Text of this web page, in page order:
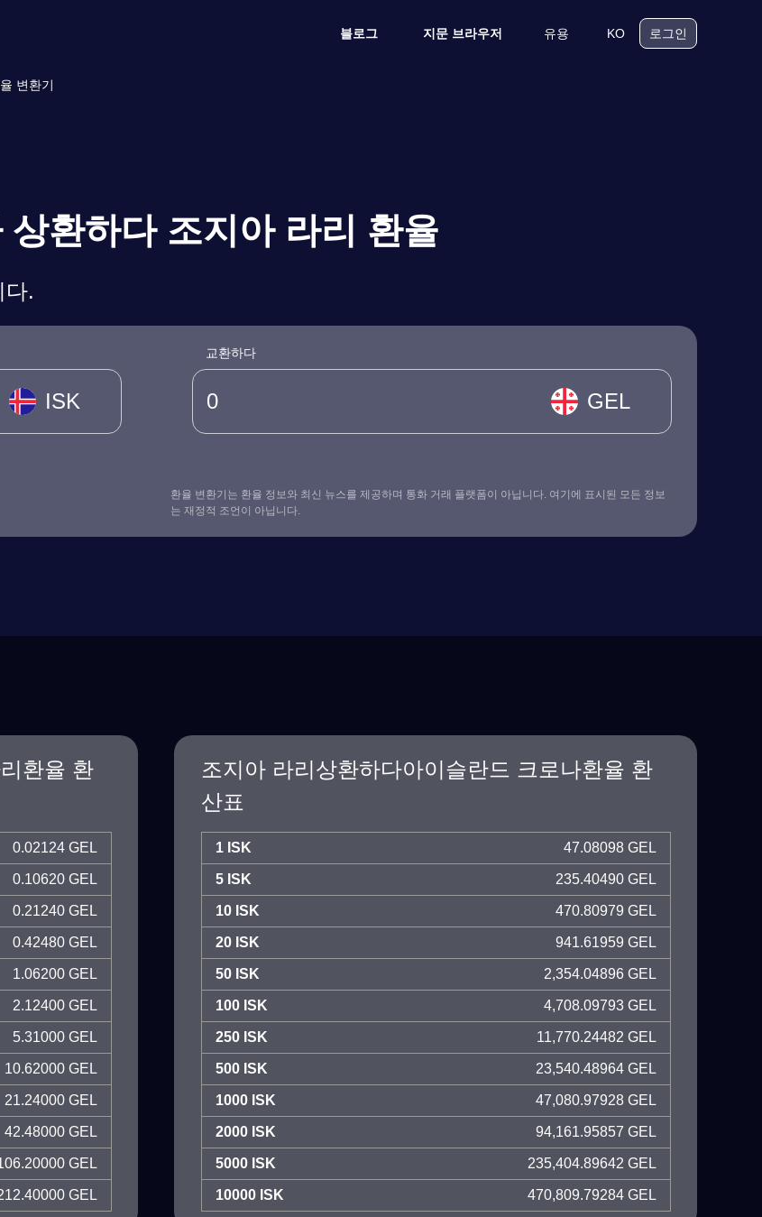
블로그 지문 브라우저 유용 KO 로그인
변환기
환하다 조지아 라리 환율
다.
ISK
교환하다
GEL
환율 변환기는 환율 정보와 최신 뉴스를 제공하며 통화 거래 플랫폼이 아닙니다. 여기에 표시된 모든 정보
는 재정적 조언이 아닙니다.
환율 환
0.02124 GEL
0.10620 GEL
0.21240 GEL
0.42480 GEL
1.06200 GEL
2.12400 GEL
5.31000 GEL
10.62000 GEL
21.24000 GEL
42.48000 GEL
GEL
GEL
조지아 라리상환하다아이슬란드 크로나환율 환
산표
1 ISK 47.08098 GEL
5 ISK 235.40490 GEL
10 ISK 470.80979 GEL
20 ISK 941.61959 GEL
50 ISK 2,354.04896 GEL
100 ISK 4,708.09793 GEL
250 ISK 11,770.24482 GEL
500 ISK 23,540.48964 GEL
1000 ISK 47,080.97928 GEL
2000 ISK 94,161.95857 GEL
5000 ISK 235,404.89642 GEL
10000 ISK 470,809.79284 GEL